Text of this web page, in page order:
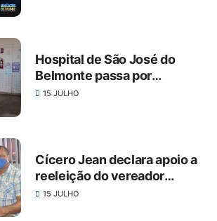
Hospital de São José do
Belmonte passa por
desinfecção
15 JULHO
Cícero Jean declara apoio a
reeleição do vereador
Nenga de Estobergue
15 JULHO